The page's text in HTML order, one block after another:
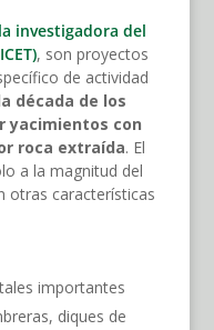
investigadora del
, son proyectos
de actividad
década de los
yacimientos con
roca extraída. El
a la magnitud del
otras características
importantes
diques de